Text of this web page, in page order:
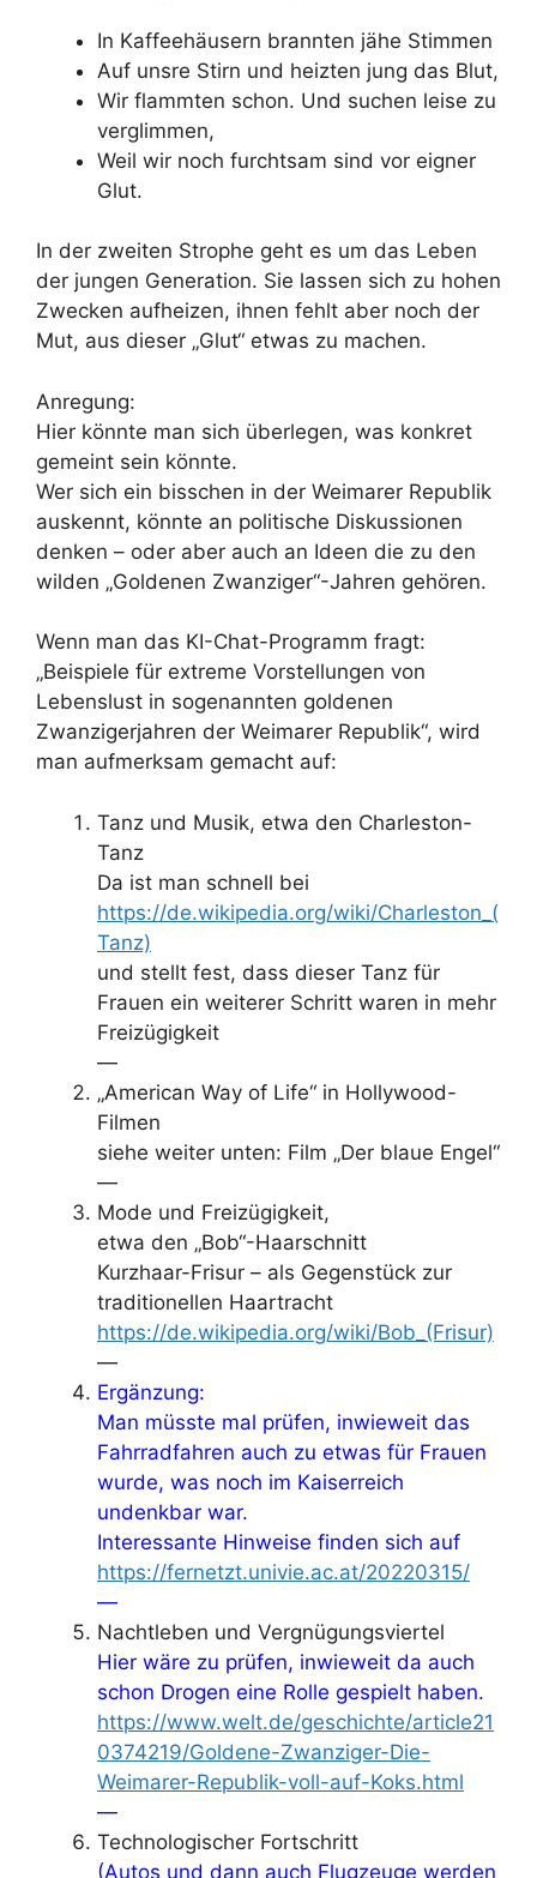
In Kaffeehäusern brannten jähe Stimmen
Auf unsre Stirn und heizten jung das Blut,
Wir flammten schon. Und suchen leise zu
verglimmen,
Weil wir noch furchtsam sind vor eigner
Glut.
In der zweiten Strophe geht es um das Leben
der jungen Generation. Sie lassen sich zu hohen
Zwecken aufheizen, ihnen fehlt aber noch der
Mut, aus dieser „Glut“ etwas zu machen.
Anregung:
Hier könnte man sich überlegen, was konkret
gemeint sein könnte.
Wer sich ein bisschen in der Weimarer Republik
auskennt, könnte an politische Diskussionen
denken – oder aber auch an Ideen die zu den
wilden „Goldenen Zwanziger“-Jahren gehören.
Wenn man das KI-Chat-Programm fragt:
„Beispiele für extreme Vorstellungen von
Lebenslust in sogenannten goldenen
Zwanzigerjahren der Weimarer Republik“, wird
man aufmerksam gemacht auf:
Tanz und Musik, etwa den Charleston-
Tanz
Da ist man schnell bei
https://de.wikipedia.org/wiki/Charleston_(
Tanz)
und stellt fest, dass dieser Tanz für
Frauen ein weiterer Schritt waren in mehr
Freizügigkeit
—
„American Way of Life“ in Hollywood-
Filmen
siehe weiter unten: Film „Der blaue Engel“
—
Mode und Freizügigkeit,
etwa den „Bob“-Haarschnitt
Kurzhaar-Frisur – als Gegenstück zur
traditionellen Haartracht
https://de.wikipedia.org/wiki/Bob_(Frisur)
—
Ergänzung:
Man müsste mal prüfen, inwieweit das
Fahrradfahren auch zu etwas für Frauen
wurde, was noch im Kaiserreich
undenkbar war.
Interessante Hinweise finden sich auf
https://fernetzt.univie.ac.at/20220315/
—
Nachtleben und Vergnügungsviertel
Hier wäre zu prüfen, inwieweit da auch
schon Drogen eine Rolle gespielt haben.
https://www.welt.de/geschichte/article21
0374219/Goldene-Zwanziger-Die-
Weimarer-Republik-voll-auf-Koks.html
—
Technologischer Fortschritt
(Autos und dann auch Flugzeuge werden